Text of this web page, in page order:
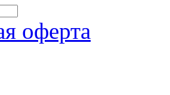
оферта